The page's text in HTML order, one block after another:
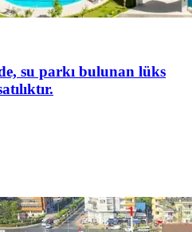
su parkı bulunan lüks